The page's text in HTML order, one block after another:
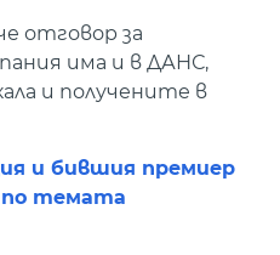
отговор за
има и в ДАНС,
и получените в
и бившия премиер
по темата